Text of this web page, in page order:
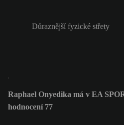
Důraznější fyzické střety
Raphael Onyedika má v EA
hodnocení 77